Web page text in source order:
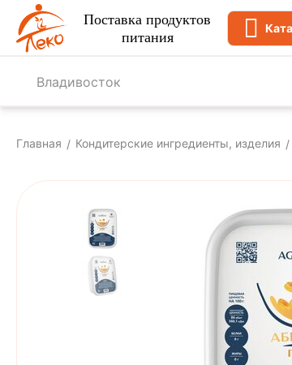
Поставка продуктов
питания
Владивосток
Главная / Кондитерские ингредиенты, изделия /